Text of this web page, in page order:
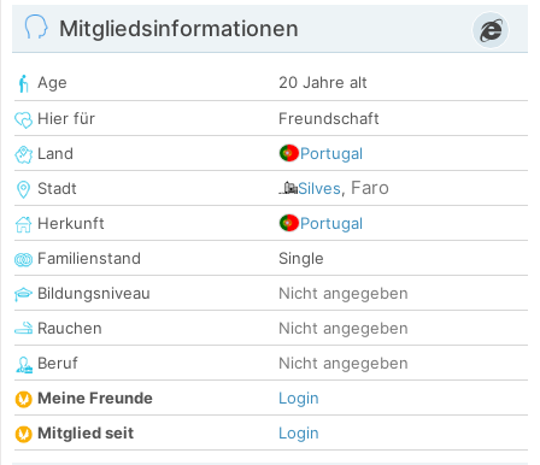
Mitgliedsinformationen
Age
20 Jahre alt
Hier für
Freundschaft
Land
Portugal
Stadt
Silves, Faro
Herkunft
Portugal
Familienstand
Single
Bildungsniveau
Nicht angegeben
Rauchen
Nicht angegeben
Beruf
Nicht angegeben
Meine Freunde
Login
Mitglied seit
Login